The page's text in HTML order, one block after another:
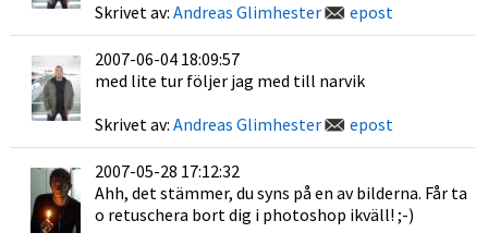
Skrivet av: Andreas Glimhester epost
2007-06-04 18:09:57
med lite tur följer jag med till narvik
Skrivet av: Andreas Glimhester epost
2007-05-28 17:12:32
Ahh, det stämmer, du syns på en av bilderna. Får ta
o retuschera bort dig i photoshop ikväll! ;-)